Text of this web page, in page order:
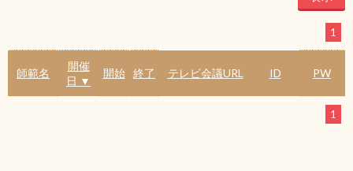
1
師範名
開催
日 ▼
開始 終了 テレビ会議URL ID PW
1